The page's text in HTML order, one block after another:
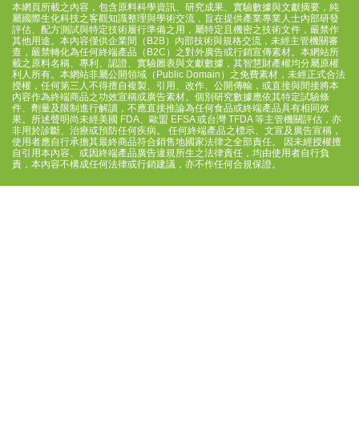
本網頁所載之 內容 ，包含原料科學資訊、研究成果、實驗數據與文獻摘要，純
屬國際生化科技之客觀知識整理與學術交流，旨在提供產業專業人士內部研發
評估、配方測試與特定技術履行準備之用，屬特定且機密之技術文件，嚴禁作
其他用途。本內容僅供企業間（B2B）內部技術與規格交流，未經主管機關審
查，嚴禁轉化為任何終端產品（B2C）之對外廣告或行銷宣傳素材。本網站所
載之原料名稱、專利、認證、實驗圖表與文獻數據，其智慧財產權均分屬原權
利人所有。本網站非屬公開領域（Public Domain）之免費素材，未經正式合法
授權，任何第三人不得擅自複製、引用、改作、公開傳輸，或直接與間接將本
內容作為終端商品之功效宣稱或廣告素材。個別研究數據應依其特定試驗條
件、劑量及限制進行解讀，不應直接推論為任何食品或終端產品具有相同效
果。所述聲明尚未經美國 FDA、歐盟 EFSA 或台灣 TFDA 等主管機關評估，亦
非用於診斷、治療或預防任何疾病。 任何終端產品之標示、文宣及廣告宣稱，
使用者應自行承擔其最終商品符合銷售地國家法律之全部責任。 因未經授權擅
自引用本內容、或因終端產品廣告違規所生之法律責任，均由使用者自行負
責，本內容不構成任何法律或行銷建議，亦不作任何合規保證。